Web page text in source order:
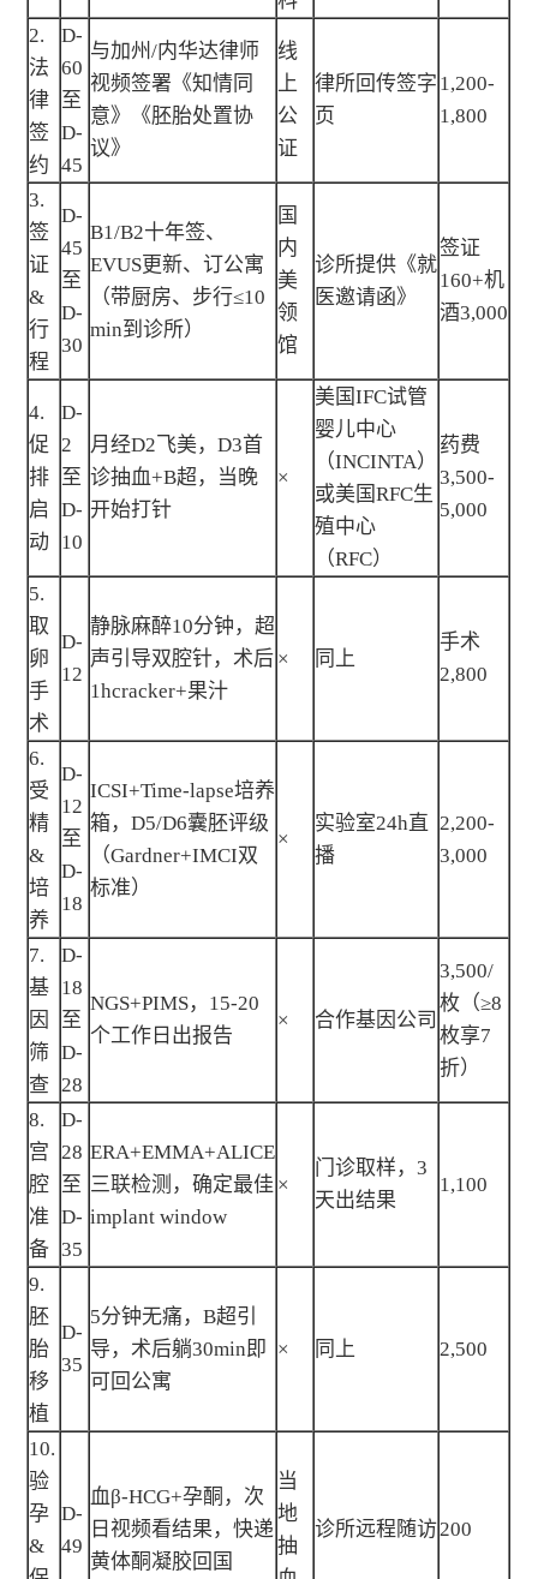
2.
法
律
签
约
D-
60
至
D-
45
与加州/内华达律师
视频签署《知情同
意》《胚胎处置协
议》
线
上
公
证
律所回传签字
页
1,200-
1,800
3.
签
证
&
行
程
D-
45
至
D-
30
B1/B2十年签、
EVUS更新、订公寓
（带厨房、步行≤10
min到诊所）
国
内
美
领
馆
诊所提供《就
医邀请函》
签证
160+机
酒3,000
4.
促
排
启
动
D-
2
至
D-
10
月经D2飞美，D3首
诊抽血+B超，当晚
开始打针
×
美国IFC试管
婴儿中心
（INCINTA）
或美国RFC生
殖中心
（RFC）
药费
3,500-
5,000
5.
取
卵
手
术
D-
12
静脉麻醉10分钟，超
声引导双腔针，术后
1hcracker+果汁
× 同上
手术
2,800
6.
受
精
&
培
养
D-
12
至
D-
18
ICSI+Time-lapse培养
箱，D5/D6囊胚评级
（Gardner+IMCI双
标准）
×
实验室24h直
播
2,200-
3,000
7.
基
因
筛
查
D-
18
至
D-
28
NGS+PIMS，15-20
个工作日出报告
× 合作基因公司
3,500/
枚（≥8
枚享7
折）
8.
宫
腔
准
备
D-
28
至
D-
35
ERA+EMMA+ALICE
三联检测，确定最佳
implant window
×
门诊取样，3
天出结果
1,100
9.
胚
胎
移
植
D-
35
5分钟无痛，B超引
导，术后躺30min即
可回公寓
× 同上 2,500
10.
验
孕
&
D-
49
血β-HCG+孕酮，次
日视频看结果，快递
黄体酮凝胶回国
当
地
抽
诊所远程随访200